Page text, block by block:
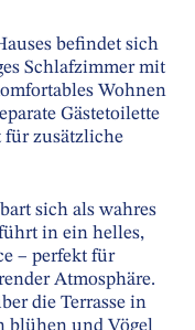
befindet sich
Schlafzimmer mit
Wohnen
Gästetoilette
für zusätzliche
sich als wahres
in ein helles,
– perfekt für
Atmosphäre.
die Terrasse in
blühen und Vögel